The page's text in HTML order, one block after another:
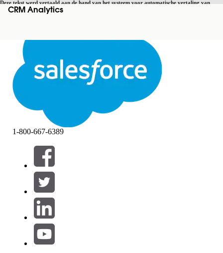
Deze tekst werd vertaald aan de hand van het systeem voor automatische vertaling van
Salesforce. U vindthiermeer details.
Sluiten Sluiten
CRM Analytics
Filters (0)
FILTERS SELECTEREN
Productgebied
1-800-667-6389